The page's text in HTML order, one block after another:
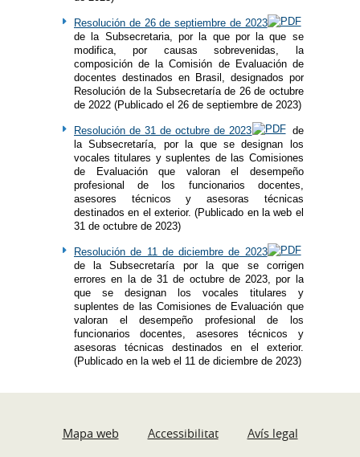
Resolución de 26 de septiembre de 2023
de la Subsecretaria, por la que por la que se
modifica, por causas sobrevenidas, la
composición de la Comisión de Evaluación de
docentes destinados en Brasil, designados por
Resolución de la Subsecretaría de 26 de octubre
de 2022 (Publicado el 26 de septiembre de 2023)
Resolución de 31 de octubre de 2023
de
la Subsecretaría, por la que se designan los
vocales titulares y suplentes de las Comisiones
de Evaluación que valoran el desempeño
profesional de los funcionarios docentes,
asesores técnicos y asesoras técnicas
destinados en el exterior. (Publicado en la web el
31 de octubre de 2023)
Resolución de 11 de diciembre de 2023
de la Subsecretaría por la que se corrigen
errores en la de 31 de octubre de 2023, por la
que se designan los vocales titulares y
suplentes de las Comisiones de Evaluación que
valoran el desempeño profesional de los
funcionarios docentes, asesores técnicos y
asesoras técnicas destinados en el exterior.
(Publicado en la web el 11 de diciembre de 2023)
Mapa web Accessibilitat Avís legal